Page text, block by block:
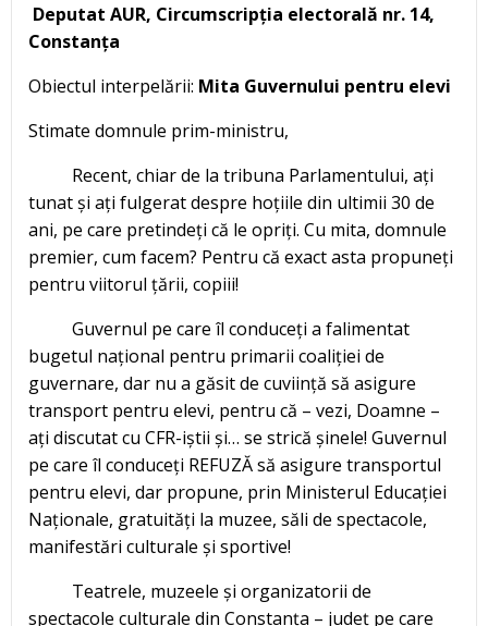
Deputat AUR, Circumscripția electorală nr. 14,
Constanța
Obiectul interpelării: Mita Guvernului pentru elevi
Stimate domnule prim-ministru,
Recent, chiar de la tribuna Parlamentului, ați
tunat și ați fulgerat despre hoțiile din ultimii 30 de
ani, pe care pretindeți că le opriți. Cu mita, domnule
premier, cum facem? Pentru că exact asta propuneți
pentru viitorul țării, copiii!
Guvernul pe care îl conduceți a falimentat
bugetul național pentru primarii coaliției de
guvernare, dar nu a găsit de cuviință să asigure
transport pentru elevi, pentru că – vezi, Doamne –
ați discutat cu CFR-iștii și… se strică șinele! Guvernul
pe care îl conduceți REFUZĂ să asigure transportul
pentru elevi, dar propune, prin Ministerul Educației
Naționale, gratuități la muzee, săli de spectacole,
manifestări culturale și sportive!
Teatrele, muzeele și organizatorii de
spectacole culturale din Constanța – județ pe care